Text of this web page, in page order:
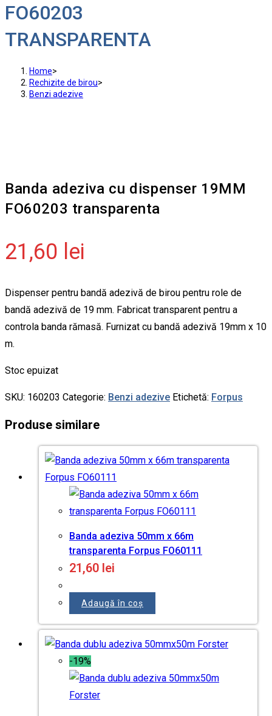
FO60203
TRANSPARENTA
Home>
Rechizite de birou>
Benzi adezive
Banda adeziva cu dispenser 19MM
FO60203 transparenta
21,60 lei
Dispenser pentru bandă adezivă de birou pentru role de
bandă adezivă de 19 mm. Fabricat transparent pentru a
controla banda rămasă. Furnizat cu bandă adezivă 19mm x 10
m.
Stoc epuizat
SKU: 160203 Categorie: Benzi adezive Etichetă: Forpus
Produse similare
Banda adeziva 50mm x 66m
transparenta Forpus FO60111
21,60 lei
Adaugă în coș
-19%